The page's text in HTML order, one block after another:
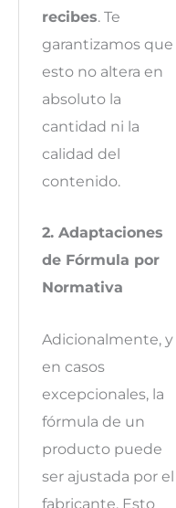
recibes. Te
garantizamos que
esto no altera en
absoluto la
cantidad ni la
calidad del
contenido.
2. Adaptaciones
de Fórmula por
Normativa
Adicionalmente, y
en casos
excepcionales, la
fórmula de un
producto puede
ser ajustada por el
fabricante. Esto